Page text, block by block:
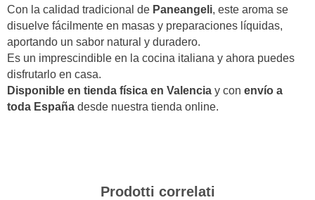
Con la calidad tradicional de Paneangeli, este aroma se
disuelve fácilmente en masas y preparaciones líquidas,
aportando un sabor natural y duradero.
Es un imprescindible en la cocina italiana y ahora puedes
disfrutarlo en casa.
Disponible en tienda física en Valencia y con envío a
toda España desde nuestra tienda online.
Prodotti correlati